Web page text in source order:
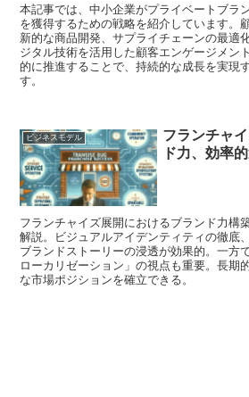
本記事では、中小企業がプライベートブラ
を獲得するための戦略を紹介しています。
新的な商品開発、サプライチェーンの最適
ジタル技術を活用した顧客エンゲージメン
的に推進することで、持続的な成長を実現
す。
ビジネスモデル
フランチャ
ド力、効率
フランチャイズ展開におけるブランド力構
解説。ビジュアルアイデンティティの徹底
ブランドストーリーの浸透が効果的。一方
ローカリゼーション」の視点も重要。長期
な市場ポジションを確立できる。